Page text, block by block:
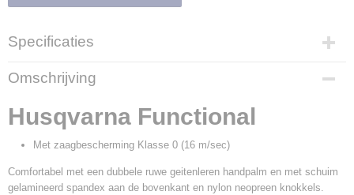
Specificaties
Productcode
9912
Productcode leverancier
5996516-..
Omschrijving
Husqvarna Functional
Met zaagbescherming Klasse 0 (16 m/sec)
Comfortabel met een dubbele ruwe geitenleren handpalm en met schuim
gelamineerd spandex aan de bovenkant en nylon neopreen knokkels.